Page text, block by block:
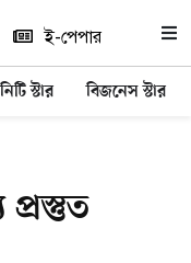
ই-পেপার
স্টার বিজনেস স্টার